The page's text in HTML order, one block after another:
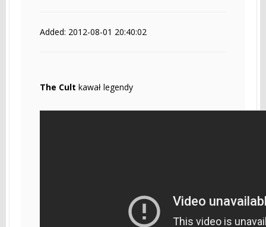
Added: 2012-08-01 20:40:02
The Cult kawał legendy